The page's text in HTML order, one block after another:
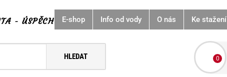
- ÚSPĚCH E-shop Info od vody O nás Ke stažení
0